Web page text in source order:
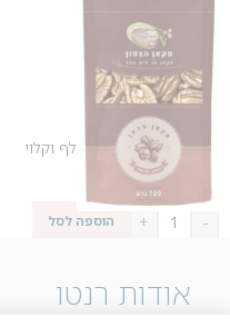
אגוז פקאן ישראלי מקולף וקלוי
₪
-
+ הוספה לסל
אודות רנטו